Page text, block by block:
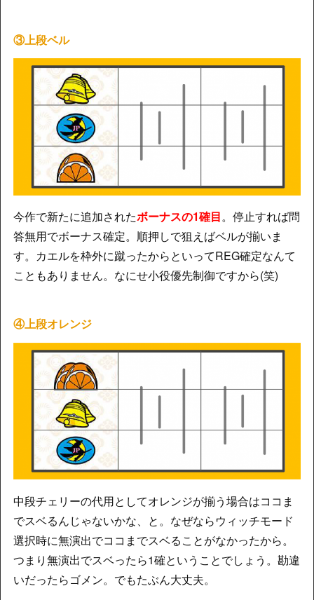
③上段ベル
今作で新たに追加されたボーナスの1確目。停止すれば問
答無用でボーナス確定。順押しで狙えばベルが揃いま
す。カエルを枠外に蹴ったからといってREG確定なんて
こともありません。なにせ小役優先制御ですから(笑)
④上段オレンジ
中段チェリーの代用としてオレンジが揃う場合はココま
でスベるんじゃないかな、と。なぜならウィッチモード
選択時に無演出でココまでスベることがなかったから。
つまり無演出でスベったら1確ということでしょう。勘違
いだったらゴメン。でもたぶん大丈夫。